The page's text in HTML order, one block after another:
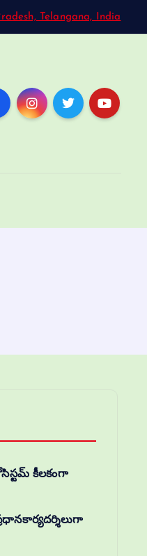
Telangana, India
కీలకంగా